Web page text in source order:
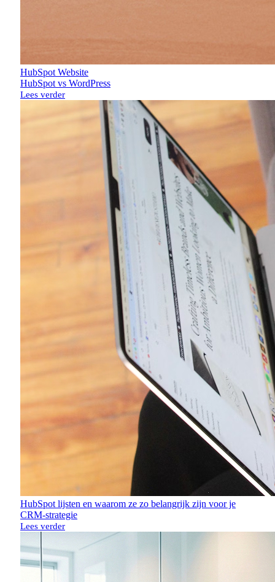
HubSpot Website
HubSpot vs WordPress
Lees verder
HubSpot lijsten en waarom ze zo belangrijk zijn voor je
CRM-strategie
Lees verder